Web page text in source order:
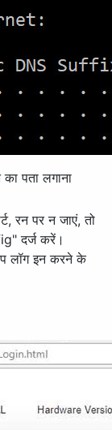
पता लगाना
रन पर न जाएं, तो
दर्ज करें।
लॉग इन करने के